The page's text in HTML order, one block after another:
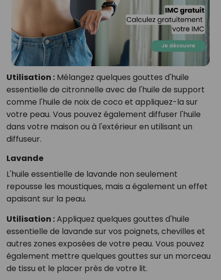
Utilisation :Mélangez quelques gouttes d'huile
essentielle de citronnelle avec de l'huile de support
comme l'huile de noix de coco et appliquez-la sur
votre peau. Vous pouvez également diffuser l'huile
dans votre maison ou à l'extérieur en utilisant un
diffuseur.
Lavande
L'huile essentielle de lavande non seulement
repousse les moustiques, mais a également un effet
apaisant sur la peau.
Utilisation :Appliquez quelques gouttes d'huile
essentielle de lavande sur vos poignets, chevilles et
autres zones exposées de votre peau. Vous pouvez
également mettre quelques gouttes sur un morceau
de tissu et le placer près de votre lit.